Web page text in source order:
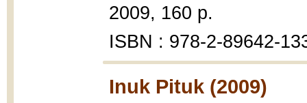
2009, 160 p.
ISBN : 978-2-89642-
Inuk Pituk (2009)